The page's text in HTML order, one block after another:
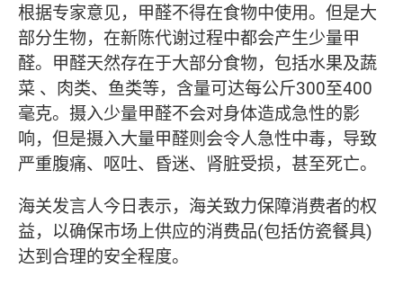
根据专家意见，甲醛不得在食物中使用。但是大
部分生物，在新陈代谢过程中都会产生少量甲
醛。甲醛天然存在于大部分食物，包括水果及蔬
菜 、肉类、鱼类等，含量可达每公斤300至400
毫克。摄入少量甲醛不会对身体造成急性的影
响，但是摄入大量甲醛则会令人急性中毒，导致
严重腹痛、呕吐、昏迷、肾脏受损，甚至死亡。
海关发言人今日表示，海关致力保障消费者的权
益，以确保市场上供应的消费品(包括仿瓷餐具)
达到合理的安全程度。